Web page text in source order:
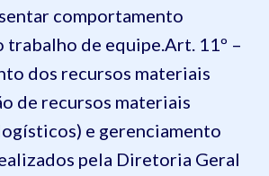
comportamento
trabalho de equipe.Art. 11º –
dos recursos materiais
de recursos materiais
e gerenciamento
pela Diretoria Geral